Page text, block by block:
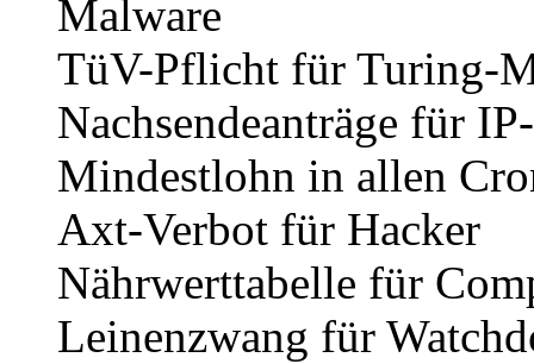
Malware
TüV-Pflicht für Turing-
Nachsendeanträge für
Mindestlohn in allen
Axt-Verbot für Hacker
Nährwerttabelle für
Leinenzwang für